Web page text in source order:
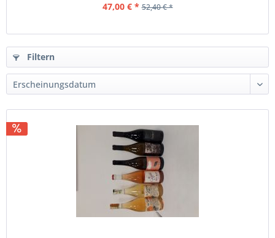
47,00 € * 52,40 € *
Filtern